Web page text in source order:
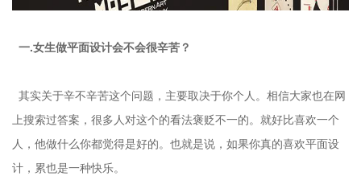
一.女生做平面设计会不会很辛苦？
其实关于辛不辛苦这个问题，主要取决于你个人。相信大家也在网
上搜索过答案，很多人对这个的看法褒贬不一的。就好比喜欢一个
人，他做什么你都觉得是好的。也就是说，如果你真的喜欢平面设
计，累也是一种快乐。